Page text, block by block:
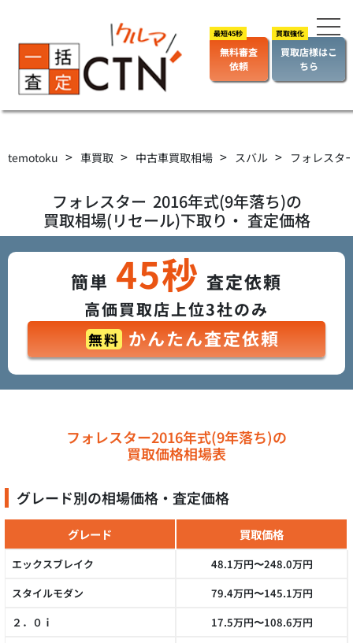
無料審査
依頼
買取店様はこ
ちら
temotoku > 車買取 > 中古車買取相場 > スバル > フォレスタ
フォレスター 2016年式(9年落ち)の
買取相場(リセール)下取り・ 査定価格
簡単 45秒 査定依頼
高価買取店上位3社のみ
無料 かんたん査定依頼
フォレスター2016年式(9年落ち)の
買取価格相場表
グレード別の相場価格・査定価格
グレード 買取価格
エックスブレイク
48.1万円〜248.0万円
スタイルモダン
79.4万円〜145.1万円
２．０ｉ
17.5万円〜108.6万円